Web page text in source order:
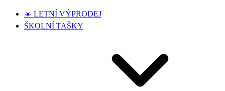
☀️ LETNÍ VÝPRODEJ
ŠKOLNÍ TAŠKY